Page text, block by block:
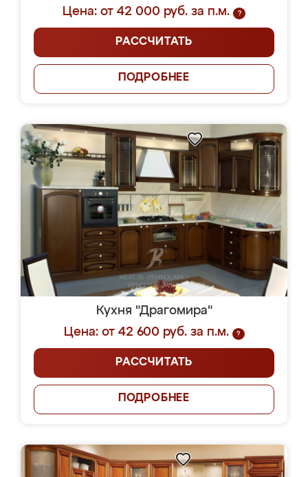
Цена: от 42 000 руб. за п.м.
?
РАССЧИТАТЬ
ПОДРОБНЕЕ
Кухня "Драгомира"
Цена: от 42 600 руб. за п.м.
?
РАССЧИТАТЬ
ПОДРОБНЕЕ